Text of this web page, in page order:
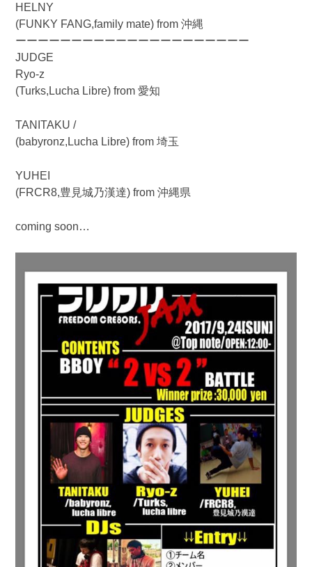
HELNY
(FUNKY FANG,family mate) from 沖縄
ーーーーーーーーーーーーーーーーーーーーー
JUDGE
Ryo-z
(Turks,Lucha Libre) from 愛知
TANITAKU /
(babyronz,Lucha Libre) from 埼玉
YUHEI
(FRCR8,豊見城乃漢達) from 沖縄県
coming soon…